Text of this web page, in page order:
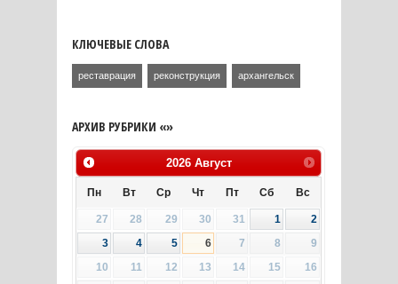
КЛЮЧЕВЫЕ СЛОВА
реставрация реконструкция архангельск
АРХИВ РУБРИКИ «»
2026 Август
Пн Вт Ср Чт Пт Сб Вс
27 28 29 30 31 1
2
3
4 5 6 7 8
9
10
11 12 13 14 15
16